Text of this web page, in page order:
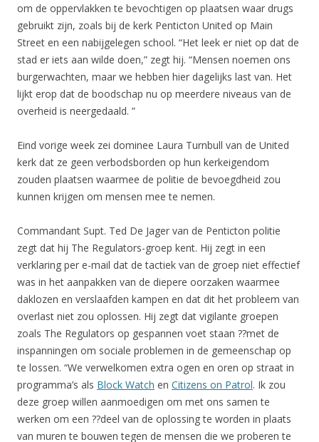
om de oppervlakken te bevochtigen op plaatsen waar drugs
gebruikt zijn, zoals bij de kerk Penticton United op Main
Street en een nabijgelegen school. “Het leek er niet op dat de
stad er iets aan wilde doen,” zegt hij. “Mensen noemen ons
burgerwachten, maar we hebben hier dagelijks last van. Het
lijkt erop dat de boodschap nu op meerdere niveaus van de
overheid is neergedaald. ”
Eind vorige week zei dominee Laura Turnbull van de United
kerk dat ze geen verbodsborden op hun kerkeigendom
zouden plaatsen waarmee de politie de bevoegdheid zou
kunnen krijgen om mensen mee te nemen.
Commandant Supt. Ted De Jager van de Penticton politie
zegt dat hij The Regulators-groep kent. Hij zegt in een
verklaring per e-mail dat de tactiek van de groep niet effectief
was in het aanpakken van de diepere oorzaken waarmee
daklozen en verslaafden kampen en dat dit het probleem van
overlast niet zou oplossen. Hij zegt dat vigilante groepen
zoals The Regulators op gespannen voet staan ??met de
inspanningen om sociale problemen in de gemeenschap op
te lossen. “We verwelkomen extra ogen en oren op straat in
programma’s als Block Watch en Citizens on Patrol. Ik zou
deze groep willen aanmoedigen om met ons samen te
werken om een ??deel van de oplossing te worden in plaats
van muren te bouwen tegen de mensen die we proberen te